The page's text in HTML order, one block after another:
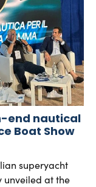
end nautical
Boat Show
superyacht
unveiled at the